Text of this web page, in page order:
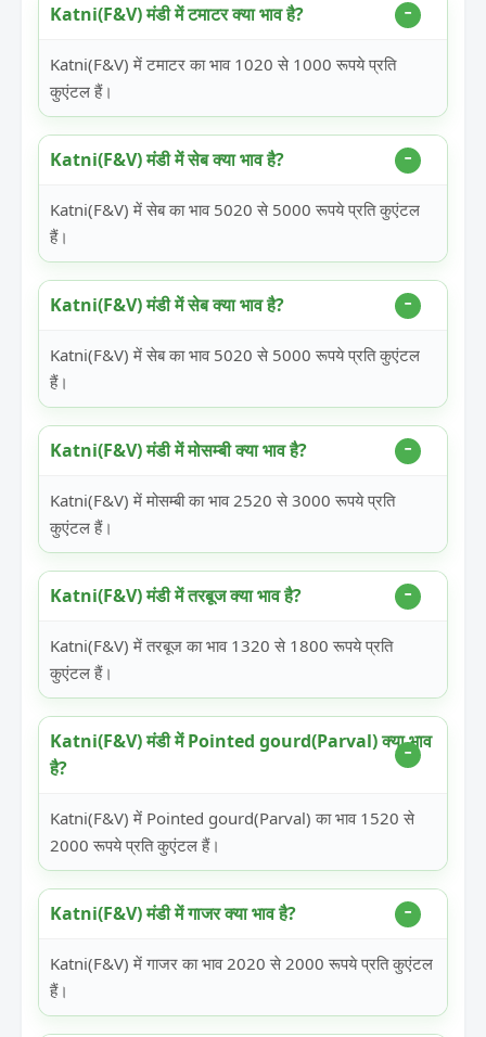
Katni(F&V) मंडी में टमाटर क्या भाव है?
Katni(F&V) में टमाटर का भाव 1020 से 1000 रूपये प्रति
कुएंटल हैं।
Katni(F&V) मंडी में सेब क्या भाव है?
Katni(F&V) में सेब का भाव 5020 से 5000 रूपये प्रति कुएंटल
हैं।
Katni(F&V) मंडी में सेब क्या भाव है?
Katni(F&V) में सेब का भाव 5020 से 5000 रूपये प्रति कुएंटल
हैं।
Katni(F&V) मंडी में मोसम्बी क्या भाव है?
Katni(F&V) में मोसम्बी का भाव 2520 से 3000 रूपये प्रति
कुएंटल हैं।
Katni(F&V) मंडी में तरबूज क्या भाव है?
Katni(F&V) में तरबूज का भाव 1320 से 1800 रूपये प्रति
कुएंटल हैं।
Katni(F&V) मंडी में Pointed gourd(Parval) क्या भाव
है?
Katni(F&V) में Pointed gourd(Parval) का भाव 1520 से
2000 रूपये प्रति कुएंटल हैं।
Katni(F&V) मंडी में गाजर क्या भाव है?
Katni(F&V) में गाजर का भाव 2020 से 2000 रूपये प्रति कुएंटल
हैं।